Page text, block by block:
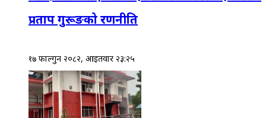
प्रताप गुरूङको रणनीति
१७ फाल्गुन २०८२, आईतवार २३:२५